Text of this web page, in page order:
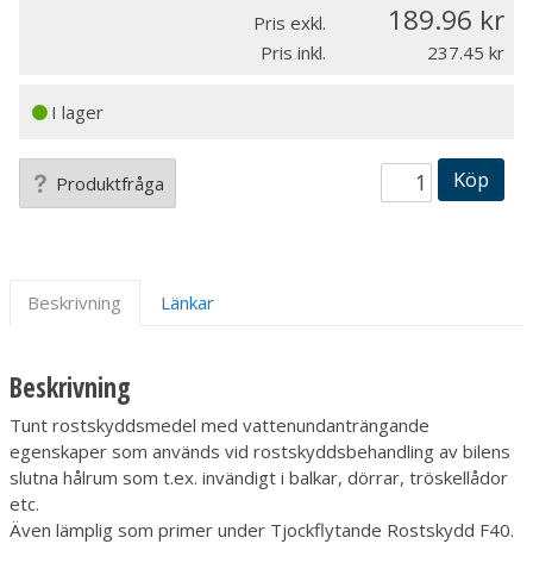
Pris exkl. 189.96
Pris inkl. 237.45
I lager
Produktfråga Köp
Beskrivning Länkar
Beskrivning
Tunt rostskyddsmedel med vattenundanträngande
egenskaper som används vid rostskyddsbehandling av bilens
slutna hålrum som t.ex. invändigt i balkar, dörrar, tröskellådor
etc.
Även lämplig som primer under Tjockflytande Rostskydd F40.